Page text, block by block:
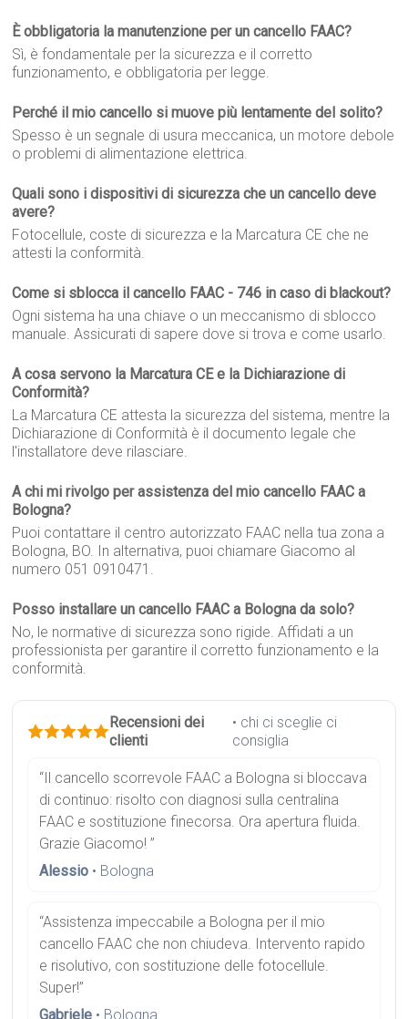
È obbligatoria la manutenzione per un cancello FAAC?
Sì, è fondamentale per la sicurezza e il corretto
funzionamento, e obbligatoria per legge.
Perché il mio cancello si muove più lentamente del solito?
Spesso è un segnale di usura meccanica, un motore debole
o problemi di alimentazione elettrica.
Quali sono i dispositivi di sicurezza che un cancello deve
avere?
Fotocellule, coste di sicurezza e la Marcatura CE che ne
attesti la conformità.
Come si sblocca il cancello FAAC - 746 in caso di blackout?
Ogni sistema ha una chiave o un meccanismo di sblocco
manuale. Assicurati di sapere dove si trova e come usarlo.
A cosa servono la Marcatura CE e la Dichiarazione di
Conformità?
La Marcatura CE attesta la sicurezza del sistema, mentre la
Dichiarazione di Conformità è il documento legale che
l'installatore deve rilasciare.
A chi mi rivolgo per assistenza del mio cancello FAAC a
Bologna?
Puoi contattare il centro autorizzato FAAC nella tua zona a
Bologna, BO. In alternativa, puoi chiamare Giacomo al
numero 051 0910471.
Posso installare un cancello FAAC a Bologna da solo?
No, le normative di sicurezza sono rigide. Affidati a un
professionista per garantire il corretto funzionamento e la
conformità.
Recensioni dei
clienti
• chi ci sceglie ci
consiglia
“Il cancello scorrevole FAAC a Bologna si bloccava
di continuo: risolto con diagnosi sulla centralina
FAAC e sostituzione finecorsa. Ora apertura fluida.
Grazie Giacomo! ”
Alessio • Bologna
“Assistenza impeccabile a Bologna per il mio
cancello FAAC che non chiudeva. Intervento rapido
e risolutivo, con sostituzione delle fotocellule.
Super!”
Gabriele • Bologna